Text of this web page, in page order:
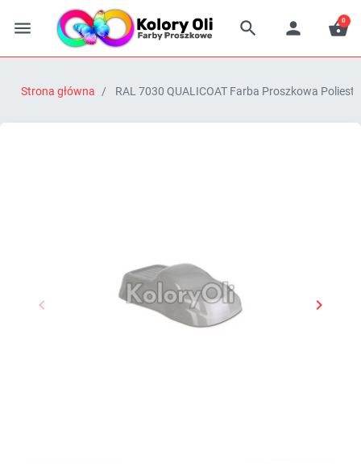
   
0
Strona główna RAL 7030 QUALICOAT Farba Proszkowa
Poprzedni
 